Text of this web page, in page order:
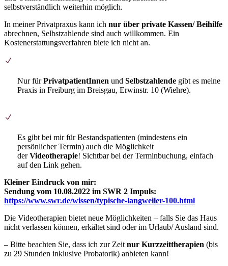
selbstverständlich weiterhin möglich.
In meiner Privatpraxus kann ich nur über private Kassen/ Beihilfe
abrechnen, Selbstzahlende sind auch willkommen. Ein
Kostenerstattungsverfahren biete ich nicht an.
Nur fürPrivatpatientInnen und Selbstzahlende gibt es meine
Praxis in Freiburg im Breisgau, Erwinstr. 10 (Wiehre).
Es gibt bei mir für Bestandspatienten (mindestens ein
persönlicher Termin) auch die Möglichkeit
derVideotherapie! Sichtbar bei der Terminbuchung, einfach
auf den Link gehen.
Kleiner Eindruck von mir:
Sendung vom 10.08.2022 im SWR 2 Impuls:
https://www.swr.de/wissen/typische-langweiler-100.html
Die Videotherapien bietet neue Möglichkeiten – falls Sie das Haus
nicht verlassen können, erkältet sind oder im Urlaub/ Ausland sind.
– Bitte beachten Sie, dass ich zur Zeit nur Kurzzeittherapien (bis
zu 29 Stunden inklusive Probatorik) anbieten kann!